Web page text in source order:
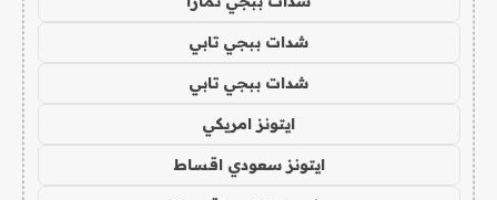
شدات ببجي تابي
شدات ببجي تابي
ايتونز امريكي
ايتونز سعودي اقساط